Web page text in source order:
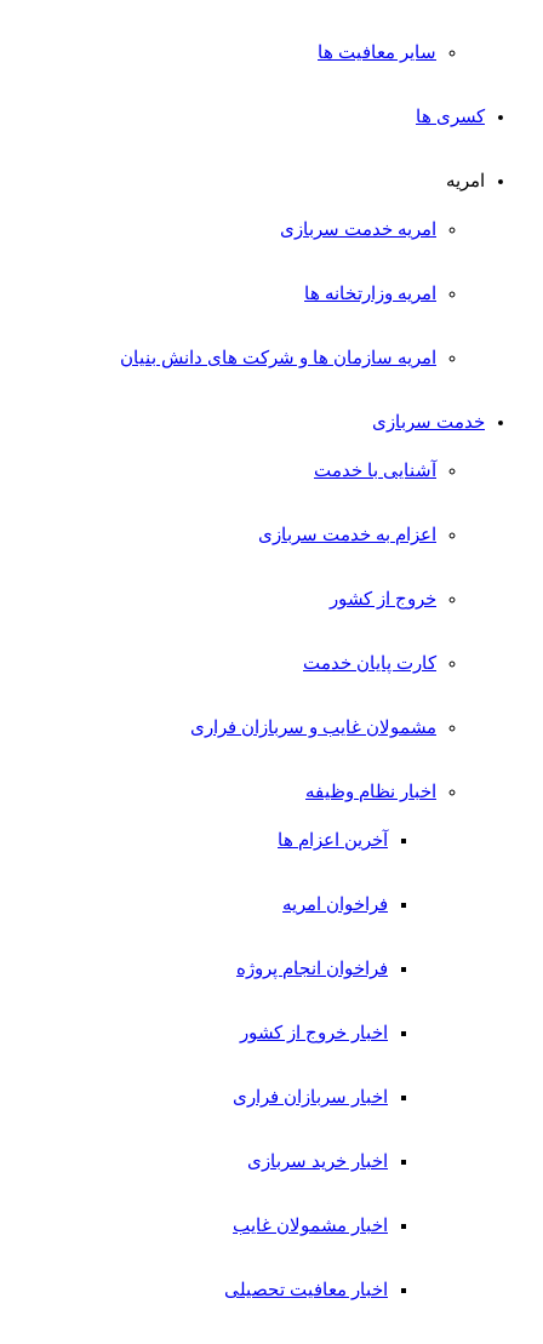
سایر معافیت ها
کسری ها
امریه
امریه خدمت سربازی
امریه وزارتخانه ها
امریه سازمان ها و شرکت های دانش بنیان
خدمت سربازی
آشنایی با خدمت
اعزام به خدمت سربازی
خروج از کشور
کارت پایان خدمت
مشمولان غایب و سربازان فراری
اخبار نظام وظیفه
آخرین اعزام ها
فراخوان امریه
فراخوان انجام پروژه
اخبار خروج از کشور
اخبار سربازان فراری
اخبار خرید سربازی
اخبار مشمولان غایب
اخبار معافیت تحصیلی